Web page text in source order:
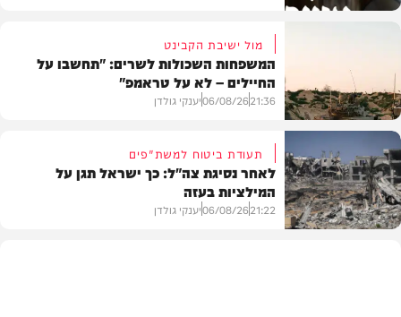
חדשות
צבא וביטחון
מול ישיבת הקבינט
המשפחות השכולות לשרים: "תחשבו על
החיילים – לא על טראמפ"
21:36
06/08/26יענקי גולדן
תעודת ביטוח למשת"פים
לאחר נסיגת צה"ל: כך ישראל תגן על
המילציות בעזה
21:22
06/08/26יענקי גולדן